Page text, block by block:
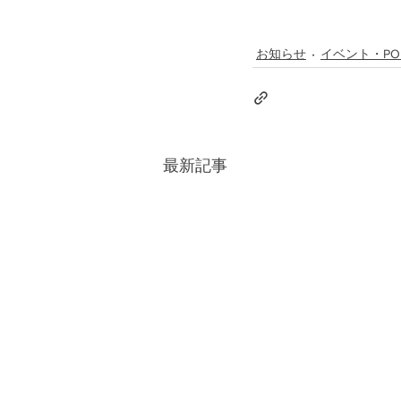
お知らせ イベント・
最新記事